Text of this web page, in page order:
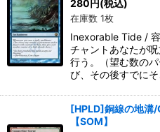
280円(税込)
在庫数 1枚
Inexorable Tide /
チャントあなたが
行う。（望む数の
び、その後すでに
[HPLD]銅線の地溝
【SOM】